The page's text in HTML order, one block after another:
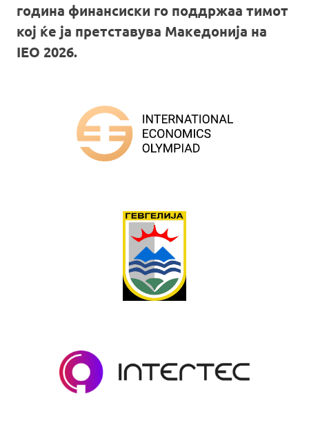
година финансиски го поддржаа тимот
кој ќе ја претставува Македонија на
IEO 2026.